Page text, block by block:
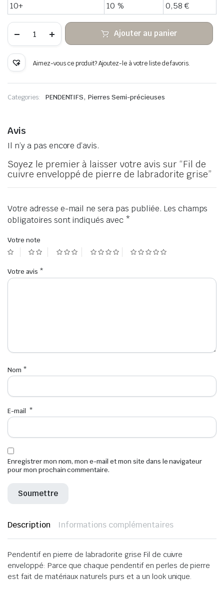
10+
10 % 0,58 €
Fil
cuivre
enveloppé
pierre
de
labradorite
Ajouter au panier
Aimez-vous ce produit? Ajoutez-le à votre liste de favoris.
Categories: PENDENTIFS,Pierres Semi-précieuses
Avis
Il n’y a pas encore d’avis.
Soyez le premier à laisser votre avis sur “Fil de
cuivre enveloppé de pierre de labradorite grise”
Votre adresse e-mail ne sera pas publiée. Les champs
obligatoires sont indiqués avec *
Votre note
Votre avis *
Nom *
E-mail *
Enregistrer mon nom, mon e-mail et mon site dans le navigateur
pour mon prochain commentaire.
Description Informations complémentaires
Pendentif en pierre de labradorite grise Fil de cuivre
enveloppé: Parce que chaque pendentif en perles de pierre
est fait de matériaux naturels purs et a un look unique.